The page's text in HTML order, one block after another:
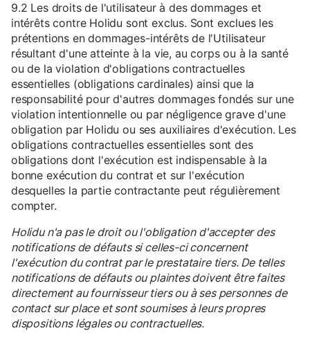
9.2 Les droits de l'utilisateur à des dommages et
intérêts contre Holidu sont exclus. Sont exclues les
prétentions en dommages-intérêts de l'Utilisateur
résultant d'une atteinte à la vie, au corps ou à la santé
ou de la violation d'obligations contractuelles
essentielles (obligations cardinales) ainsi que la
responsabilité pour d'autres dommages fondés sur une
violation intentionnelle ou par négligence grave d'une
obligation par Holidu ou ses auxiliaires d'exécution. Les
obligations contractuelles essentielles sont des
obligations dont l'exécution est indispensable à la
bonne exécution du contrat et sur l'exécution
desquelles la partie contractante peut régulièrement
compter.
Holidu n'a pas le droit ou l'obligation d'accepter des
notifications de défauts si celles-ci concernent
l'exécution du contrat par le prestataire tiers. De telles
notifications de défauts ou plaintes doivent être faites
directement au fournisseur tiers ou à ses personnes de
contact sur place et sont soumises à leurs propres
dispositions légales ou contractuelles.